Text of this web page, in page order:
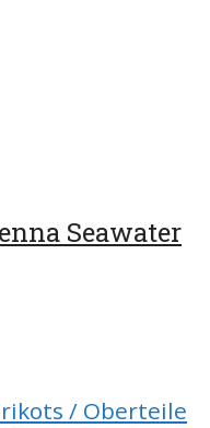
Seawater
/ Oberteile